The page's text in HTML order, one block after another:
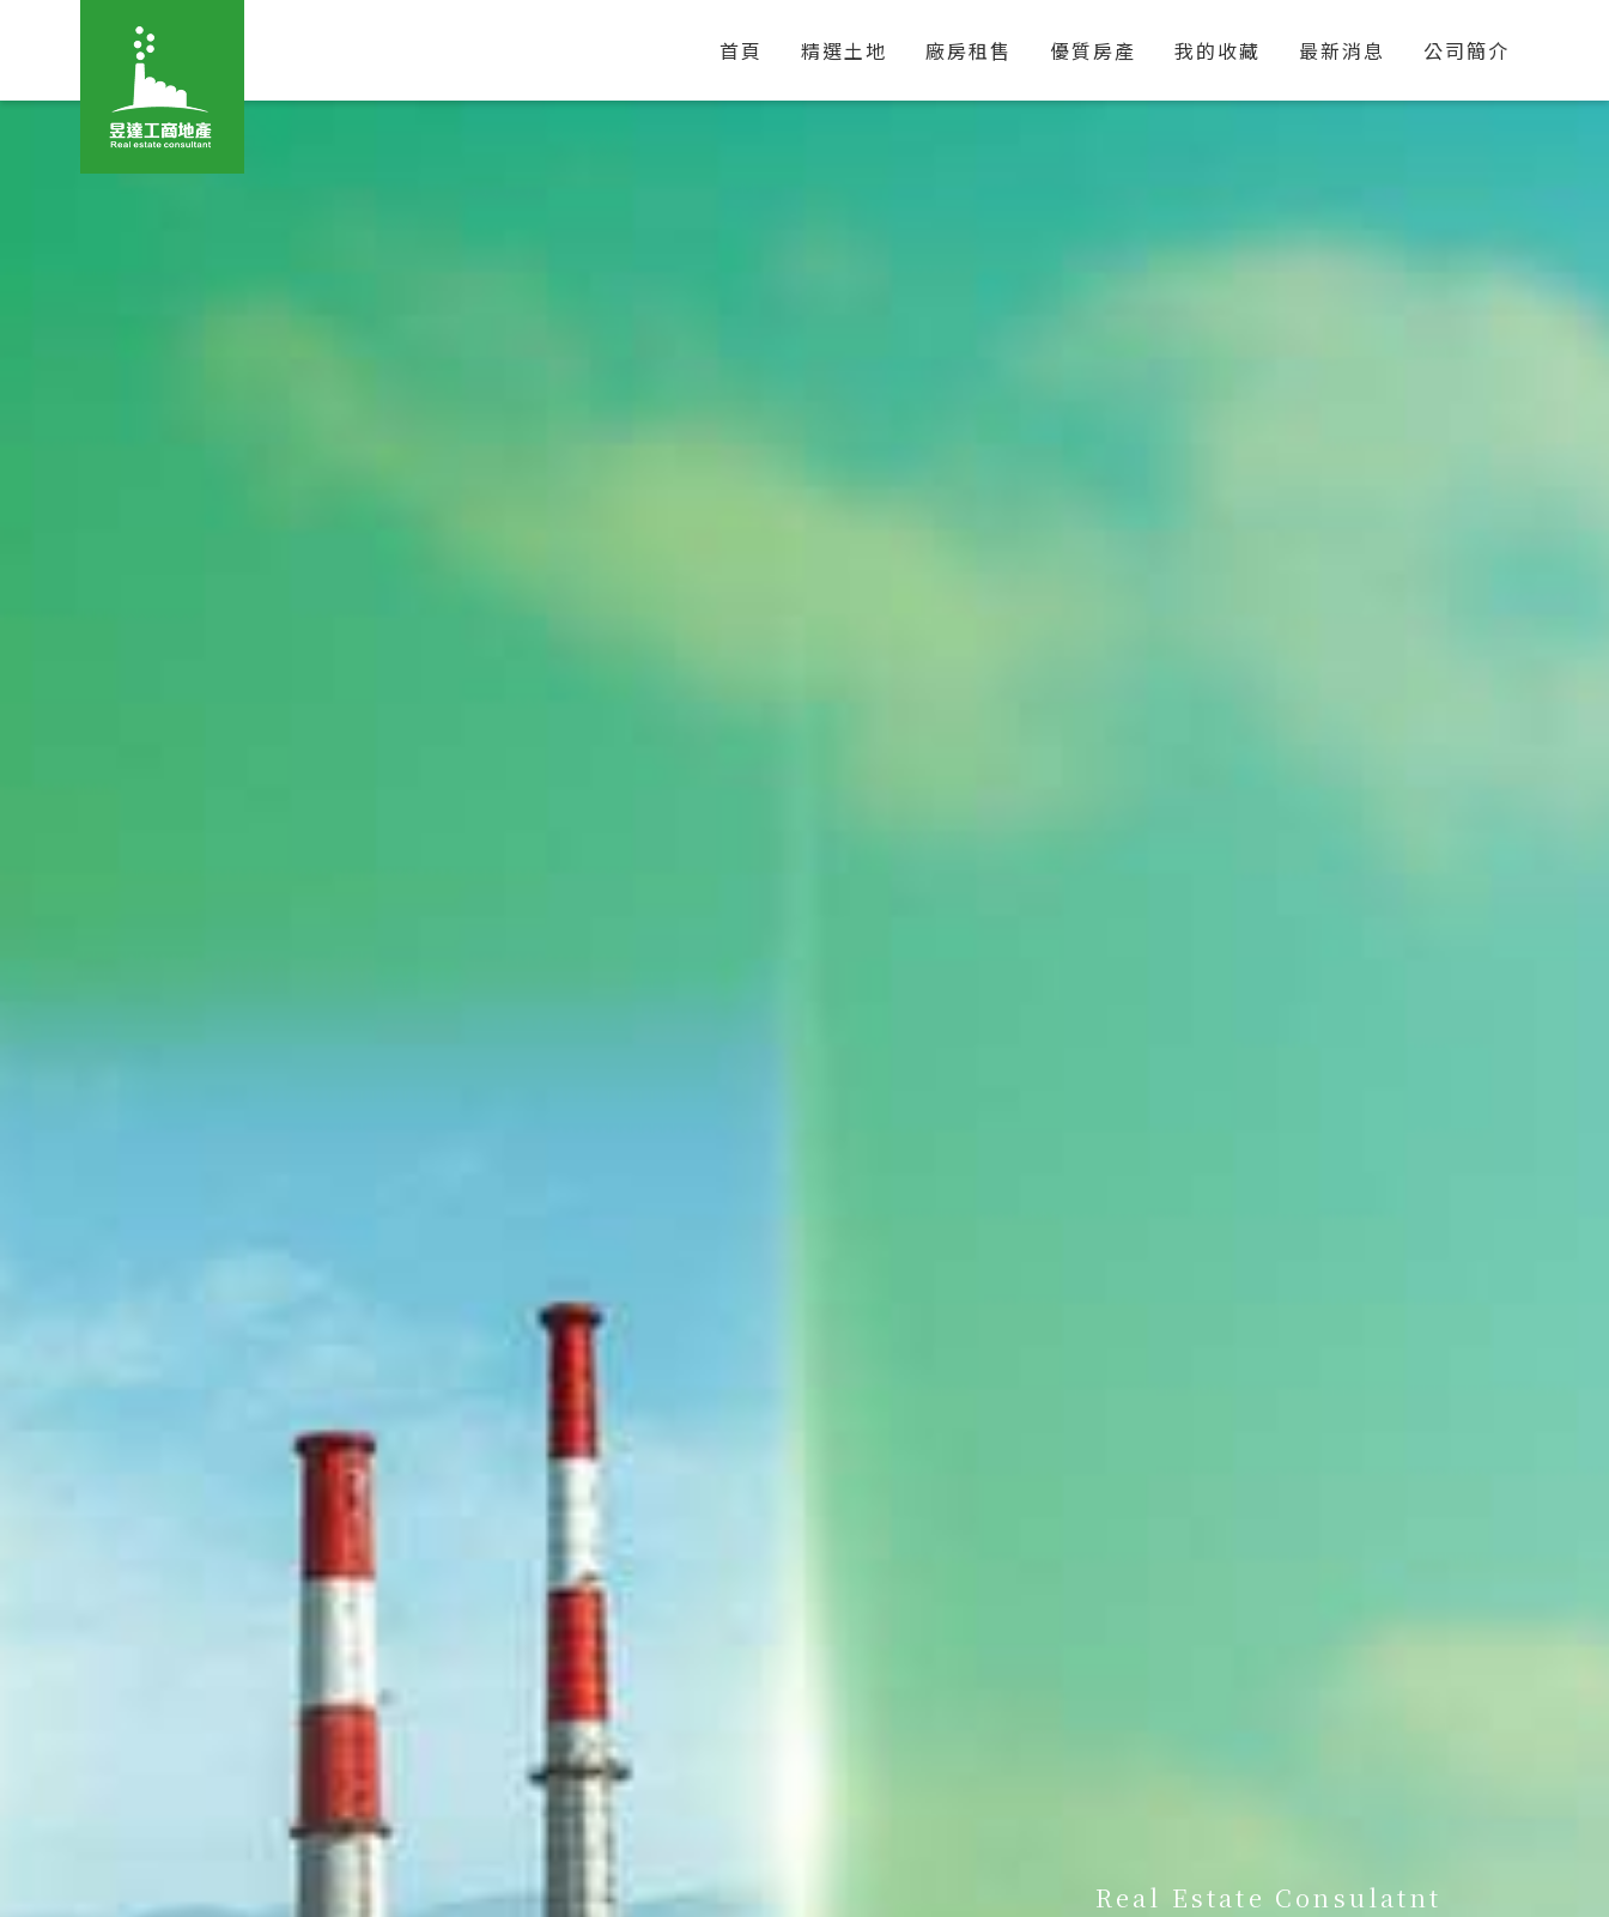
首頁 精選土地 廠房租售 優質房產 我的收藏 最新消息 公司簡介
Real Estate Consulatnt